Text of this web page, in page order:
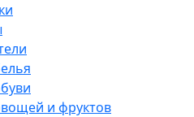
и фруктов